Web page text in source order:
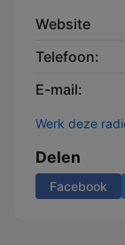
Website
Telefoon:
E-mail:
Werk deze
Delen
Facebook